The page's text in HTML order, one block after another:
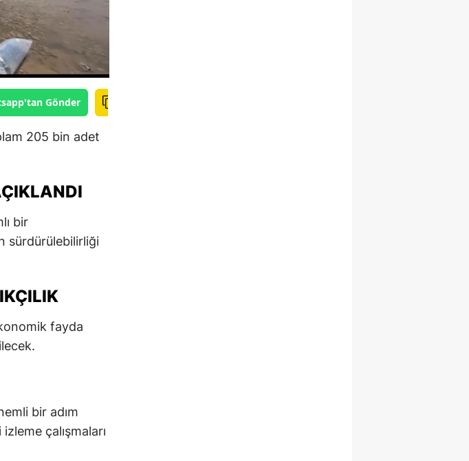
Gönder
205 bin adet
bir
sürdürülebilirliği
fayda
bir adım
çalışmaları